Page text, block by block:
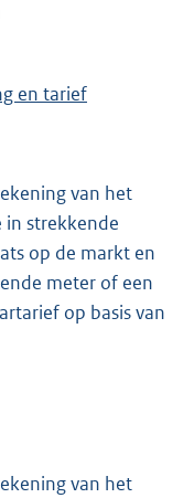
en tarief
van het
strekkende
op de markt en
meter of een
op basis van
van het